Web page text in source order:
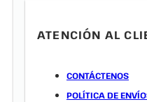
ATENCIÓN AL
CONTÁCTENOS
POLÍTICA DE